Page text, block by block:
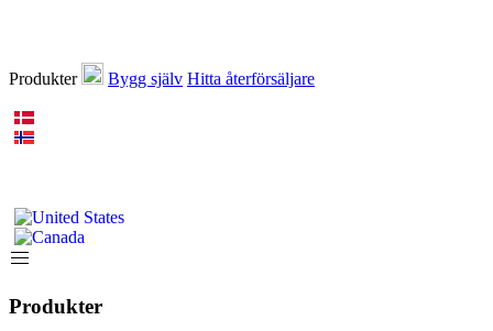
Produkter Bygg själv Hitta återförsäljare
Produkter